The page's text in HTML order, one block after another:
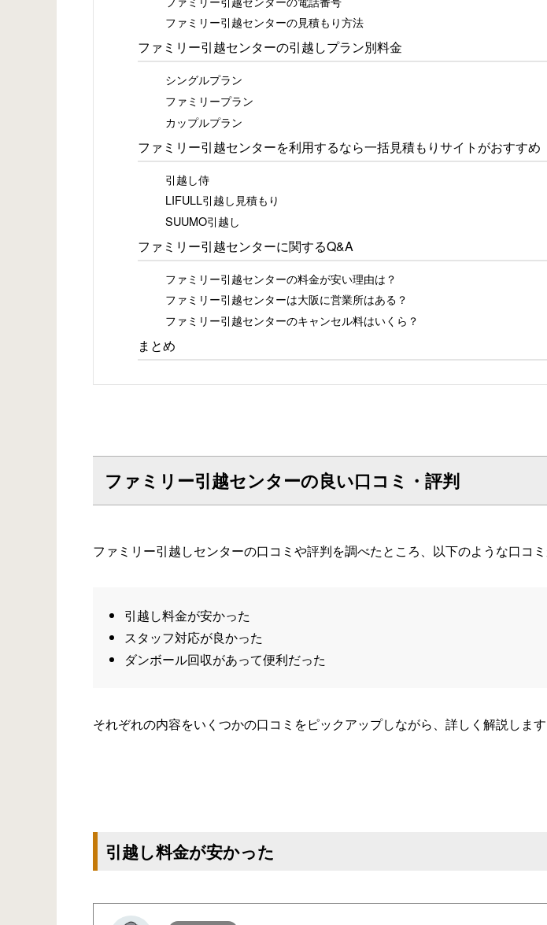
ファミリー引越センターの見積もり方法
ファミリー引越センターの引越しプラン別料金
シングルプラン
ファミリープラン
カップルプラン
ファミリー引越センターを利用するなら一括見積もりサイトがおすすめ
引越し侍
LIFULL引越し見積もり
SUUMO引越し
ファミリー引越センターに関するQ&A
ファミリー引越センターの料金が安い理由は？
ファミリー引越センターは大阪に営業所はある？
ファミリー引越センターのキャンセル料はいくら？
まとめ
ファミリー引越センターの良い口コミ・評判
ファミリー引越しセンターの口コミや評判を調べたところ、以下のような口コミ
引越し料金が安かった
スタッフ対応が良かった
ダンボール回収があって便利だった
それぞれの内容をいくつかの口コミをピックアップしながら、詳しく解説します
引越し料金が安かった